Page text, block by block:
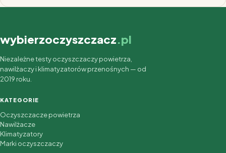
wybierzoczyszczacz.pl
Niezależne testy oczyszczaczy powietrza,
nawilżaczy i klimatyzatorów przenośnych — od
2019 roku.
KATEGORIE
Oczyszczacze powietrza
Nawilżacze
Klimatyzatory
Marki oczyszczaczy